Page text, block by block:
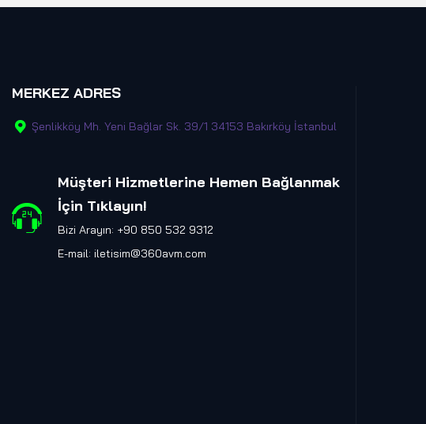
MERKEZ ADRES
Şenlikköy Mh. Yeni Bağlar Sk. 39/1 34153 Bakırköy İstanbul
Müşteri Hizmetlerine Hemen Bağlanmak
İçin Tıklayın!
Bizi Arayın: +90 850 532 9312
E-mail: iletisim@360avm.com